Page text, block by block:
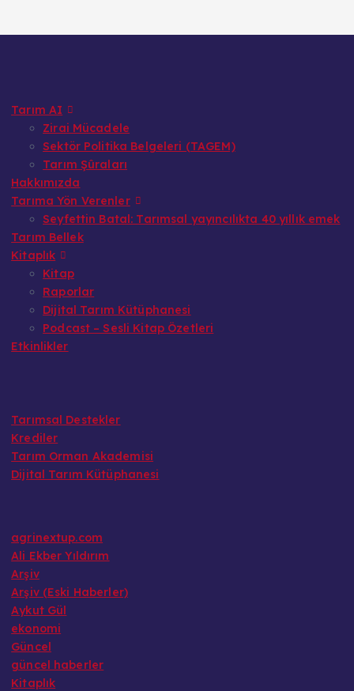
Tarım AI
Zirai Mücadele
Sektör Politika Belgeleri (TAGEM)
Tarım Şûraları
Hakkımızda
Tarıma Yön Verenler
Seyfettin Batal: Tarımsal yayıncılıkta 40 yıllık emek
Tarım Bellek
Kitaplık
Kitap
Raporlar
Dijital Tarım Kütüphanesi
Podcast – Sesli Kitap Özetleri
Etkinlikler
Tarımsal Destekler
Krediler
Tarım Orman Akademisi
Dijital Tarım Kütüphanesi
agrinextup.com
Ali Ekber Yıldırım
Arşiv
Arşiv (Eski Haberler)
Aykut Gül
ekonomi
Güncel
güncel haberler
Kitaplık